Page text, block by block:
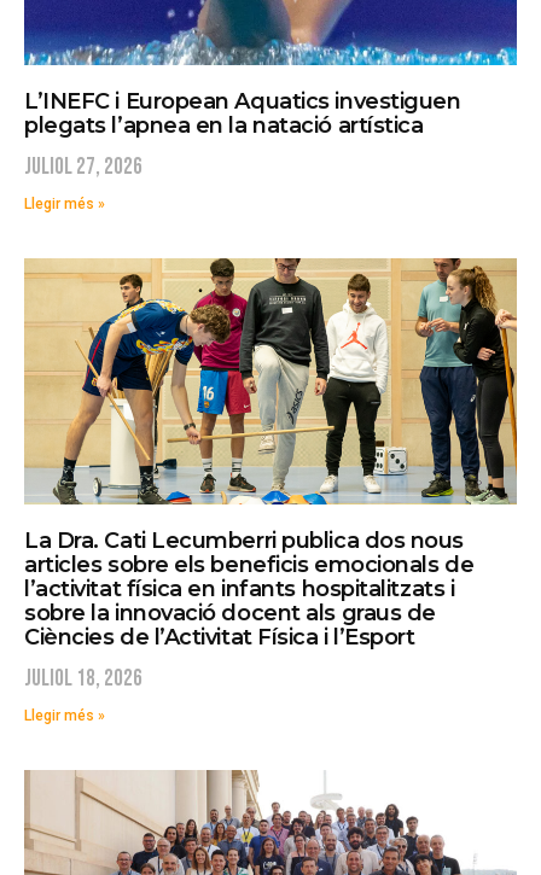
L’INEFC i European Aquatics investiguen
plegats l’apnea en la natació artística
juliol 27, 2026
Llegir més »
La Dra. Cati Lecumberri publica dos nous
articles sobre els beneficis emocionals de
l’activitat física en infants hospitalitzats i
sobre la innovació docent als graus de
Ciències de l’Activitat Física i l’Esport
juliol 18, 2026
Llegir més »